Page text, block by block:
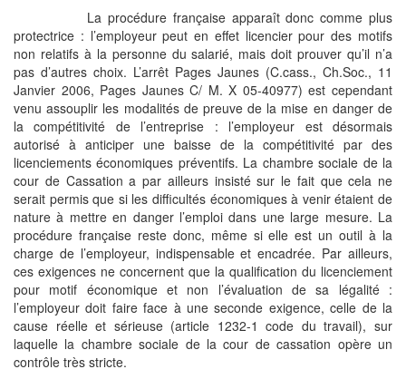
La procédure française apparaît donc comme plus
protectrice : l’employeur peut en effet licencier pour des motifs
non relatifs à la personne du salarié, mais doit prouver qu’il n’a
pas d’autres choix. L’arrêt Pages Jaunes (C.cass., Ch.Soc., 11
Janvier 2006, Pages Jaunes C/ M. X 05-40977) est cependant
venu assouplir les modalités de preuve de la mise en danger de
la compétitivité de l’entreprise : l’employeur est désormais
autorisé à anticiper une baisse de la compétitivité par des
licenciements économiques préventifs. La chambre sociale de la
cour de Cassation a par ailleurs insisté sur le fait que cela ne
serait permis que si les difficultés économiques à venir étaient de
nature à mettre en danger l’emploi dans une large mesure. La
procédure française reste donc, même si elle est un outil à la
charge de l’employeur, indispensable et encadrée. Par ailleurs,
ces exigences ne concernent que la qualification du licenciement
pour motif économique et non l’évaluation de sa légalité :
l’employeur doit faire face à une seconde exigence, celle de la
cause réelle et sérieuse (article 1232-1 code du travail), sur
laquelle la chambre sociale de la cour de cassation opère un
contrôle très stricte.